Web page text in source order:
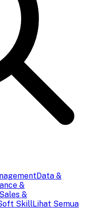
Data &
&
Sales &
SkillLihat Semua